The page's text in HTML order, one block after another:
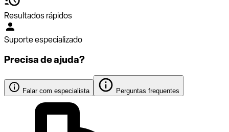
Resultados rápidos
Suporte especializado
Precisa de ajuda?
Falar com especialista Perguntas frequentes